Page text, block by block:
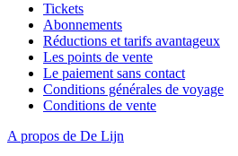
Tickets
Abonnements
Réductions et tarifs avantageux
Les points de vente
Le paiement sans contact
Conditions générales de voyage
Conditions de vente
A propos de De Lijn